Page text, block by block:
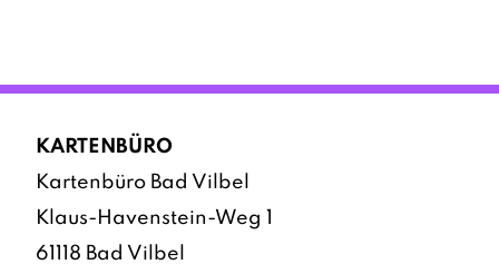
KARTENBÜRO
Kartenbüro Bad Vilbel
Klaus-Havenstein-Weg 1
61118 Bad Vilbel